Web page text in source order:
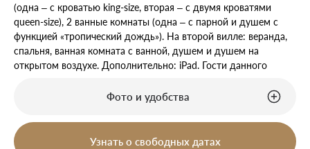
(одна – с кроватью king-size, вторая – с двумя кроватями
queen-size), 2 ванные комнаты (одна – с парной и душем с
функцией «тропический дождь»). На второй вилле: веранда,
спальня, ванная комната с ванной, душем и душем на
открытом воздухе. Дополнительно: iPad. Гости данного
Фото и удобства
Узнать о свободных датах